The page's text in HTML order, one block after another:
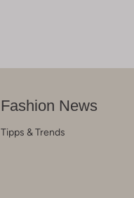
Fashion News
Tipps & Trends